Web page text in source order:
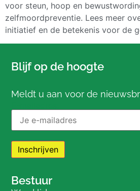
voor steun, hoop en
zelfmoordpreventie. Lees meer
initiatief en de betekenis voor de
Blijf op de hoogte
Meldt u aan voor de
Bestuur